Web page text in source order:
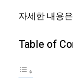
자세한 내용
Table of